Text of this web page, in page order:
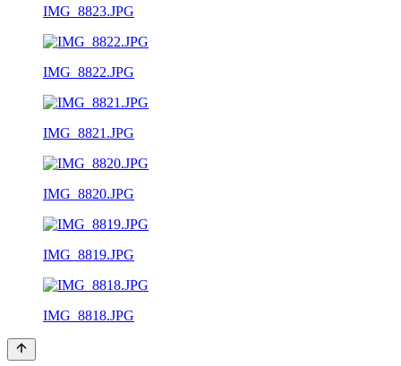
IMG_8823.JPG
IMG_8822.JPG
IMG_8821.JPG
IMG_8820.JPG
IMG_8819.JPG
IMG_8818.JPG